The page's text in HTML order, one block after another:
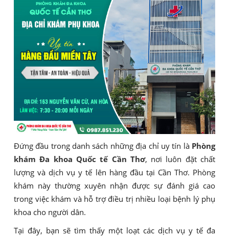
Đứng đầu trong danh sách những địa chỉ uy tín là Phòng
khám Đa khoa Quốc tế Cần Thơ, nơi luôn đặt chất
lượng và dịch vụ y tế lên hàng đầu tại Cần Thơ. Phòng
khám này thường xuyên nhận được sự đánh giá cao
trong việc khám và hỗ trợ điều trị nhiều loại bệnh lý phụ
khoa cho người dân.
Tại đây, bạn sẽ tìm thấy một loạt các dịch vụ y tế đa